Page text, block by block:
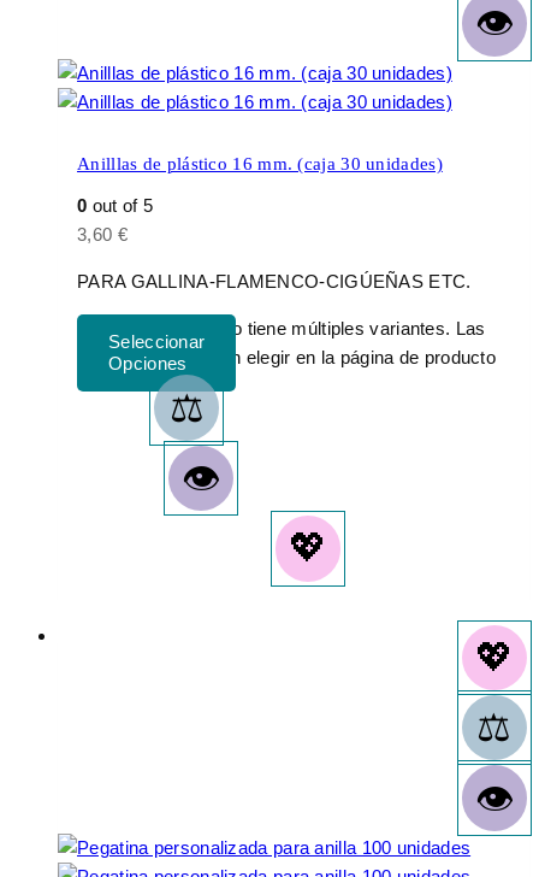
Anilllas de plástico 16 mm. (caja 30 unidades)
0 out of 5
3,60 €
PARA GALLINA-FLAMENCO-CIGÚEÑAS ETC.
Este producto tiene múltiples variantes. Las
opciones se pueden elegir en la página de producto